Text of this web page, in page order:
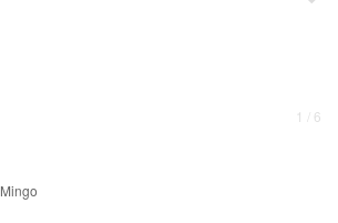
1 / 6
Mingo